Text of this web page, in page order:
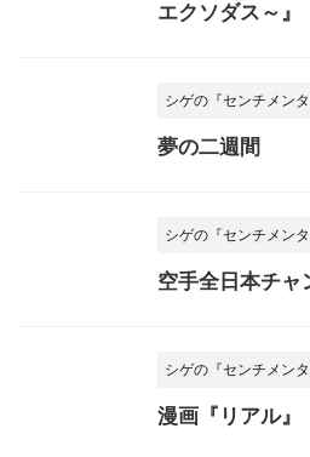
エクソダス～』
シゲの『センチメン
夢の二週間
シゲの『センチメン
空手全日本チャ
シゲの『センチメン
漫画『リアル』